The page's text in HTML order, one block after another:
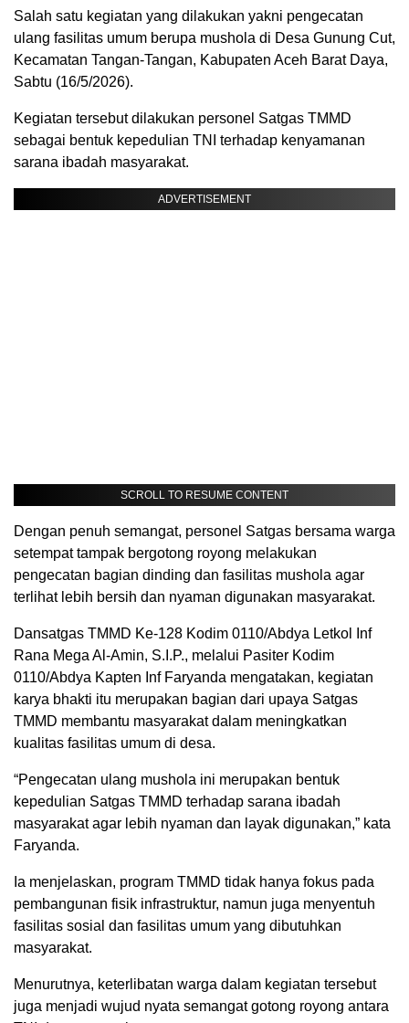
Salah satu kegiatan yang dilakukan yakni pengecatan
ulang fasilitas umum berupa mushola di Desa Gunung Cut,
Kecamatan Tangan-Tangan, Kabupaten Aceh Barat Daya,
Sabtu (16/5/2026).
Kegiatan tersebut dilakukan personel Satgas TMMD
sebagai bentuk kepedulian TNI terhadap kenyamanan
sarana ibadah masyarakat.
ADVERTISEMENT
SCROLL TO RESUME CONTENT
Dengan penuh semangat, personel Satgas bersama warga
setempat tampak bergotong royong melakukan
pengecatan bagian dinding dan fasilitas mushola agar
terlihat lebih bersih dan nyaman digunakan masyarakat.
Dansatgas TMMD Ke-128 Kodim 0110/Abdya Letkol Inf
Rana Mega Al-Amin, S.I.P., melalui Pasiter Kodim
0110/Abdya Kapten Inf Faryanda mengatakan, kegiatan
karya bhakti itu merupakan bagian dari upaya Satgas
TMMD membantu masyarakat dalam meningkatkan
kualitas fasilitas umum di desa.
“Pengecatan ulang mushola ini merupakan bentuk
kepedulian Satgas TMMD terhadap sarana ibadah
masyarakat agar lebih nyaman dan layak digunakan,” kata
Faryanda.
Ia menjelaskan, program TMMD tidak hanya fokus pada
pembangunan fisik infrastruktur, namun juga menyentuh
fasilitas sosial dan fasilitas umum yang dibutuhkan
masyarakat.
Menurutnya, keterlibatan warga dalam kegiatan tersebut
juga menjadi wujud nyata semangat gotong royong antara